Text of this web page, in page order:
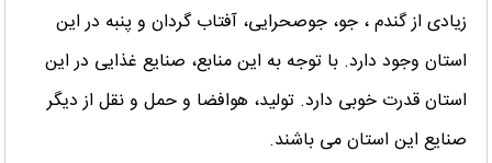
زیادی از گندم ، جو، جوصحرایی، آفتاب گردان و پنبه در این
استان وجود دارد. با توجه به این منابع، صنایع غذایی در این
استان قدرت خوبی دارد. تولید، هوافضا و حمل و نقل از دیگر
صنایع این استان می باشند.